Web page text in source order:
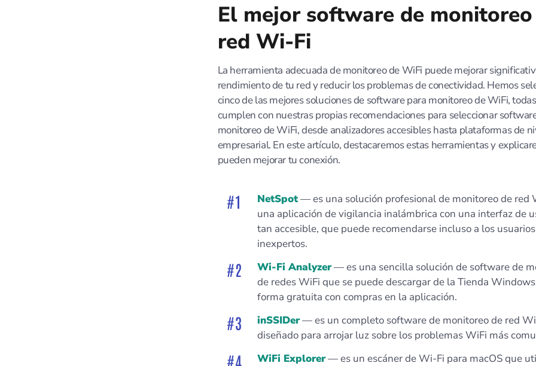
El mejor software de
red Wi-Fi
La herramienta adecuada de monitoreo de WiFi puede mejorar
rendimiento de tu red y reducir los problemas de conectividad. Hemos
cinco de las mejores soluciones de software para monitoreo de WiFi,
cumplen con nuestras propias recomendaciones para seleccionar
monitoreo de WiFi, desde analizadores accesibles hasta plataformas de
empresarial. En este artículo, destacaremos estas herramientas y
pueden mejorar tu conexión.
NetSpot— es una solución profesional de monitoreo de red
una aplicación de vigilancia inalámbrica con una interfaz de
tan accesible, que puede recomendarse incluso a los usuarios
inexpertos.
Wi-Fi Analyzer— es una sencilla solución de software de
de redes WiFi que se puede descargar de la Tienda
forma gratuita con compras en la aplicación.
inSSIDer— es un completo software de monitoreo de red
diseñado para arrojar luz sobre los problemas WiFi más
WiFi Explorer— es un escáner de Wi-Fi para macOS que